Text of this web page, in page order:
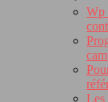
Wp
Les